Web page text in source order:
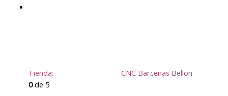
Tienda:
CNC Barcenas Bellon
0de 5